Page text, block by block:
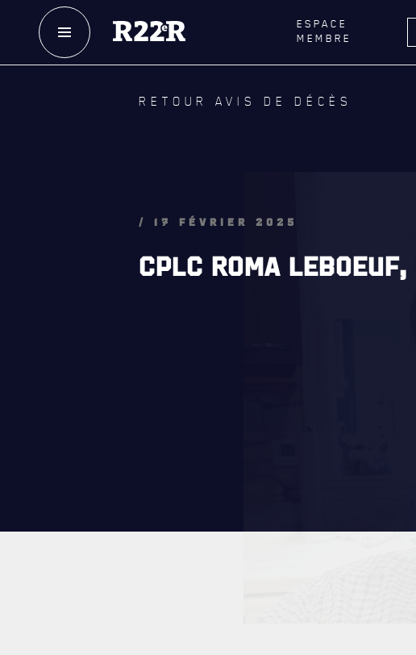
ESPACE
MEMBRE
CRÉATION DU RÉGIMENT
DIRIGEANTS ET SERGENTS-MAJORS
GOUVERNANCE
LES BATAILLONS
RETOUR AVIS DE DÉCÈS
/ 17 FÉVRIER 2025
CPLC ROMA